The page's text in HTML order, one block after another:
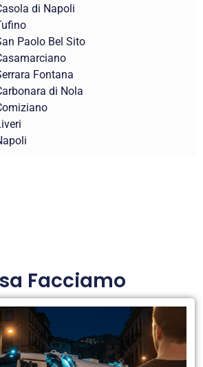
di Napoli
Paolo Bel Sito
Fontana
di Nola
Facciamo